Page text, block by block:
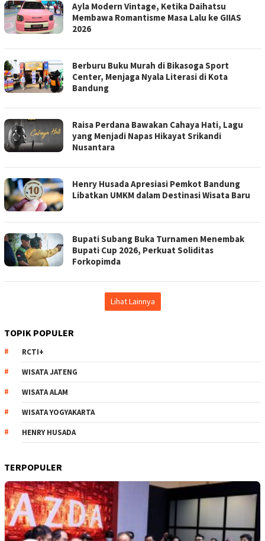
Ayla Modern Vintage, Ketika Daihatsu
Membawa Romantisme Masa Lalu ke GIIAS
2026
Berburu Buku Murah di Bikasoga Sport
Center, Menjaga Nyala Literasi di Kota
Bandung
Raisa Perdana Bawakan Cahaya Hati, Lagu
yang Menjadi Napas Hikayat Srikandi
Nusantara
Henry Husada Apresiasi Pemkot Bandung
Libatkan UMKM dalam Destinasi Wisata Baru
Bupati Subang Buka Turnamen Menembak
Bupati Cup 2026, Perkuat Soliditas
Forkopimda
Lihat Lainnya
TOPIK POPULER
RCTI+
WISATA JATENG
WISATA ALAM
WISATA YOGYAKARTA
HENRY HUSADA
TERPOPULER